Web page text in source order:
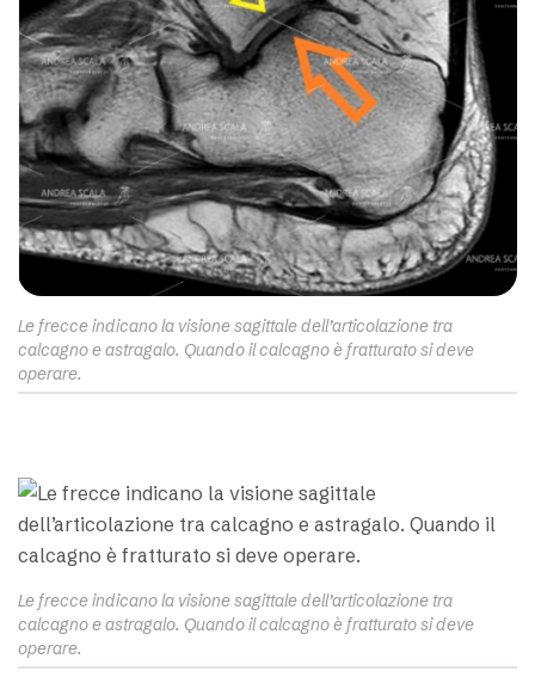
Le frecce indicano la visione sagittale dell’articolazione tra
calcagno e astragalo. Quando il calcagno è fratturato si deve
operare.
Le frecce indicano la visione sagittale dell’articolazione tra
calcagno e astragalo. Quando il calcagno è fratturato si deve
operare.